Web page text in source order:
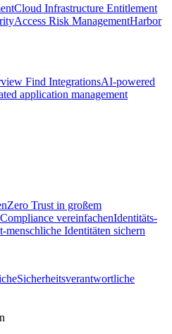
Cloud Infrastructure Entitlement
Access Risk ManagementHarbor
Find IntegrationsAI-powered
application management
Zero Trust in großem
Compliance vereinfachenIdentitäts-
menschliche Identitäten sichern
Sicherheitsverantwortliche